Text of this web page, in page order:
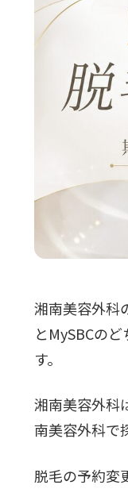
湘南美容外科
とMySBCの
す。
湘南美容外科
南美容外科で
脱毛の予約変